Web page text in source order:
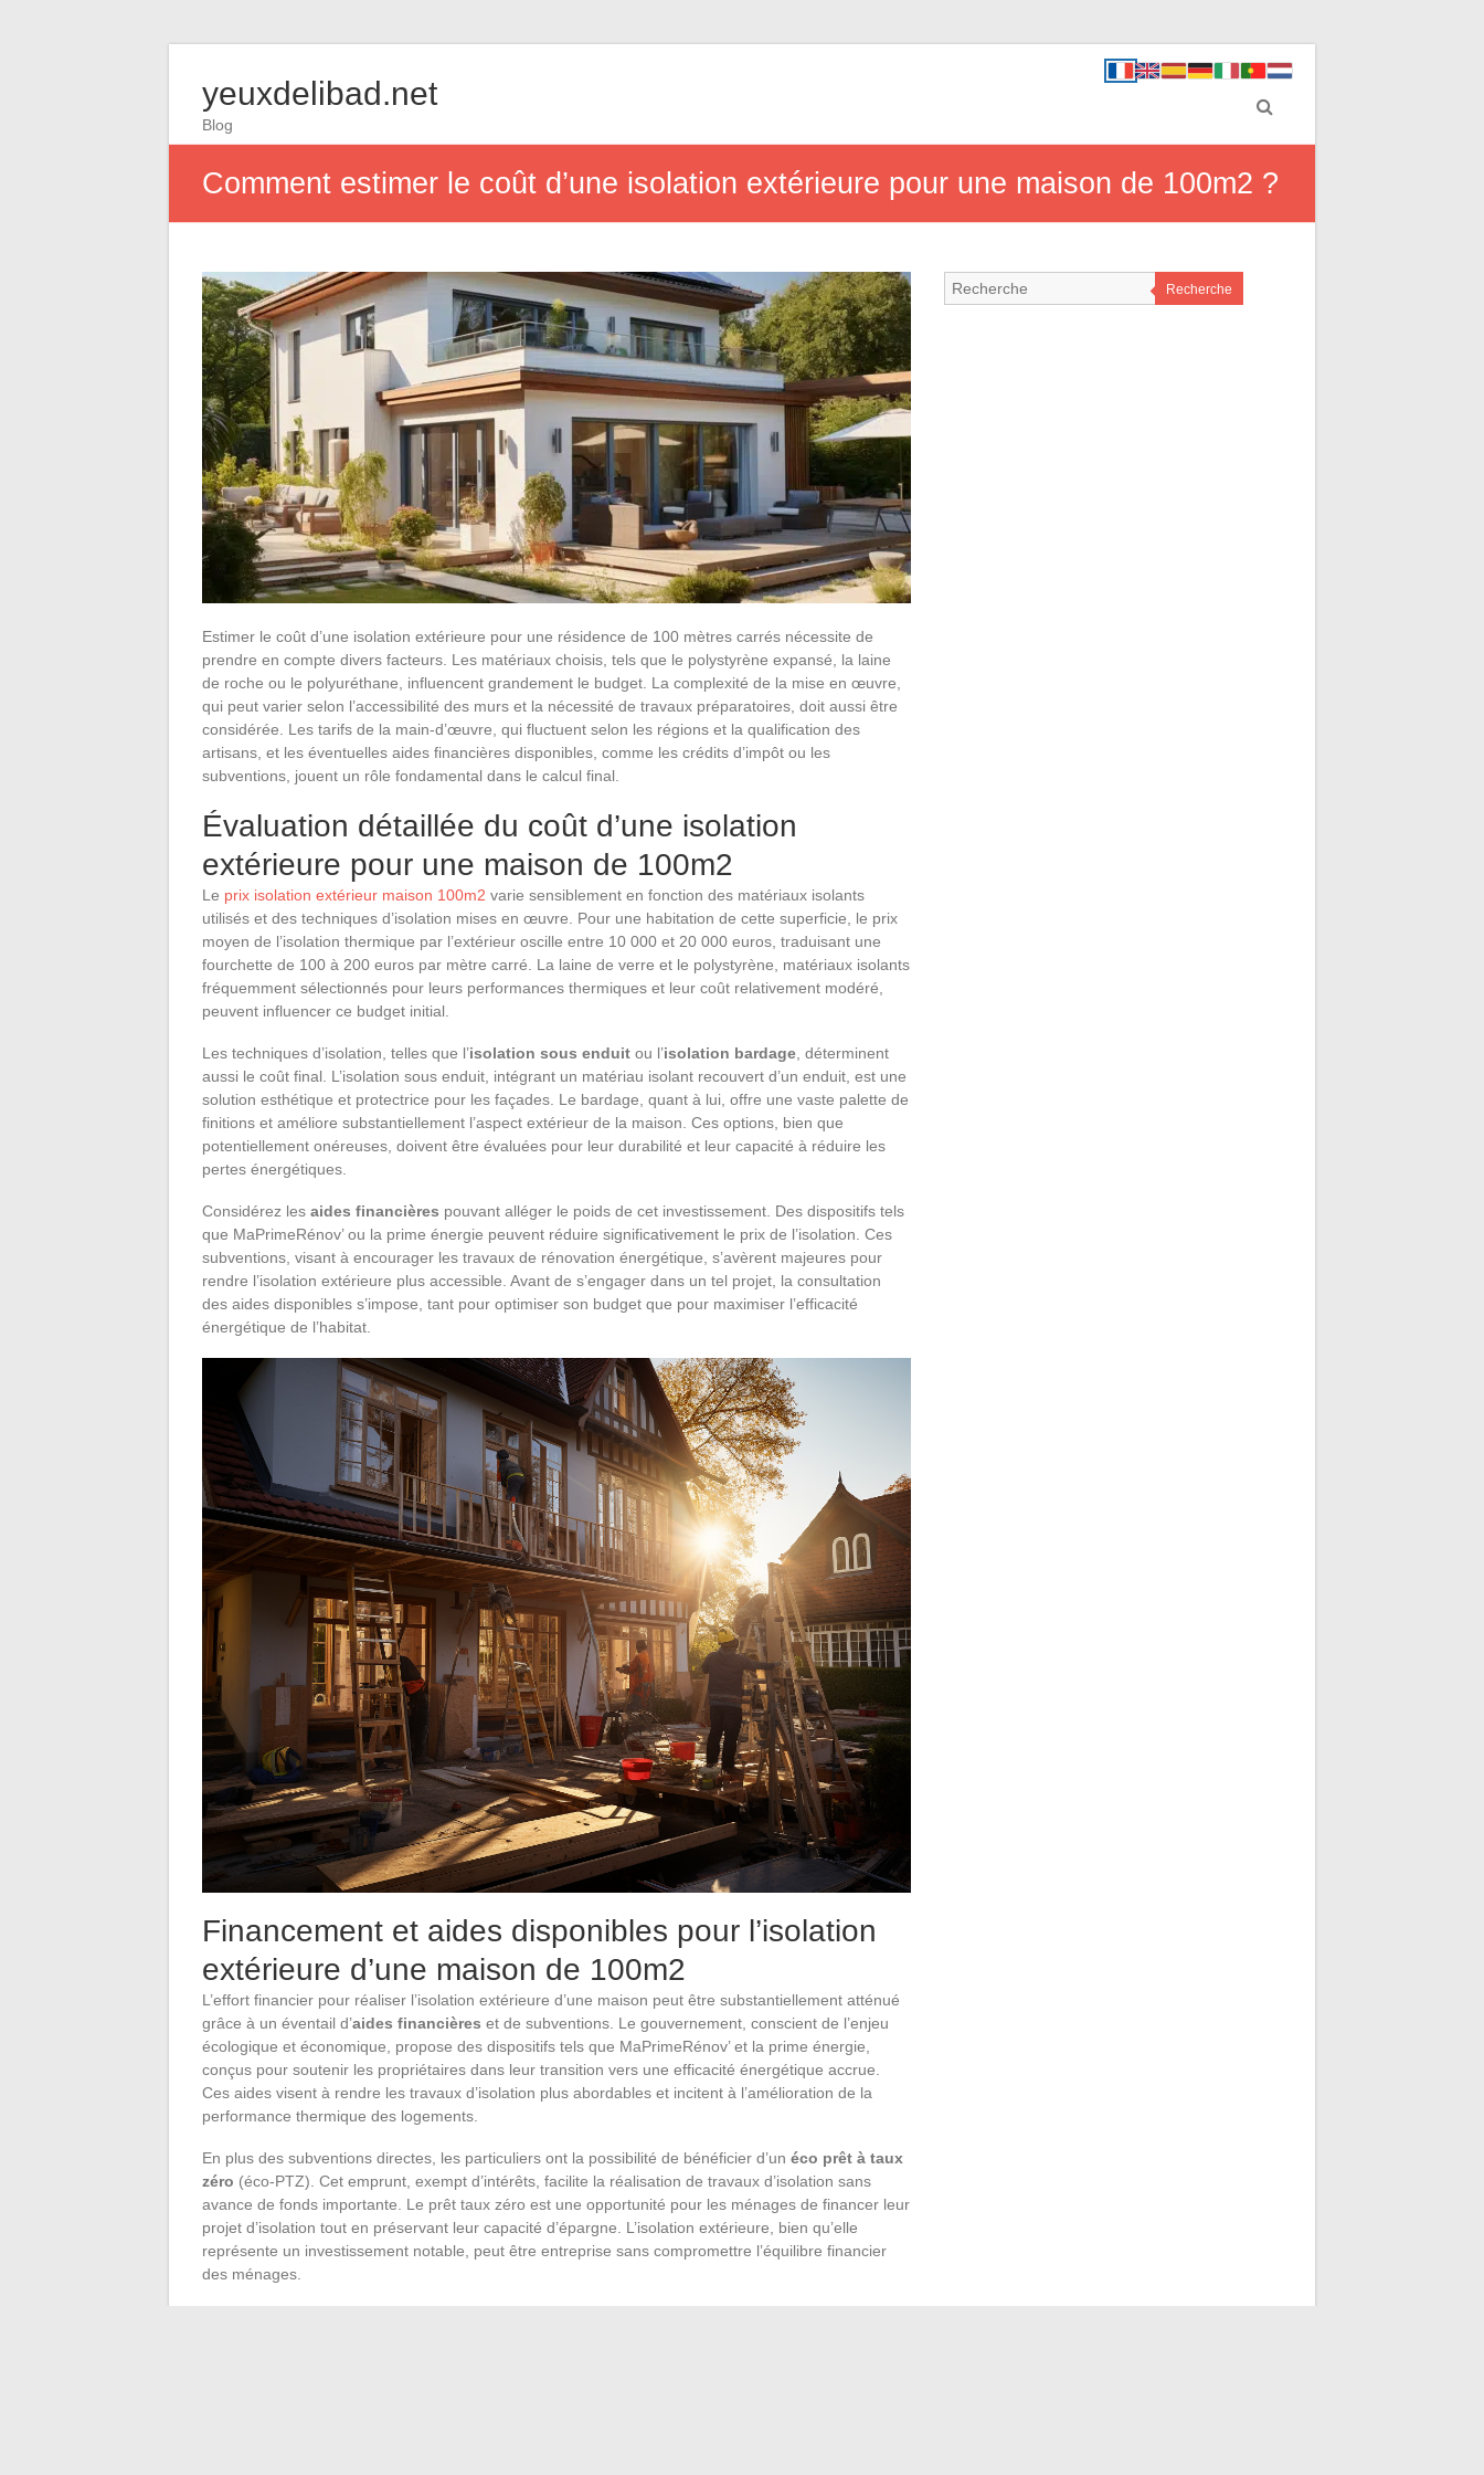
yeuxdelibad.net
Blog
Comment estimer le coût d’une isolation extérieure pour une maison de 100m2 ?
Estimer le coût d’une isolation extérieure pour une résidence de 100 mètres carrés nécessite de
prendre en compte divers facteurs. Les matériaux choisis, tels que le polystyrène expansé, la laine
de roche ou le polyuréthane, influencent grandement le budget. La complexité de la mise en œuvre,
qui peut varier selon l’accessibilité des murs et la nécessité de travaux préparatoires, doit aussi être
considérée. Les tarifs de la main-d’œuvre, qui fluctuent selon les régions et la qualification des
artisans, et les éventuelles aides financières disponibles, comme les crédits d’impôt ou les
subventions, jouent un rôle fondamental dans le calcul final.
Évaluation détaillée du coût d’une isolation
extérieure pour une maison de 100m2
Le prix isolation extérieur maison 100m2 varie sensiblement en fonction des matériaux isolants
utilisés et des techniques d’isolation mises en œuvre. Pour une habitation de cette superficie, le prix
moyen de l’isolation thermique par l’extérieur oscille entre 10 000 et 20 000 euros, traduisant une
fourchette de 100 à 200 euros par mètre carré. La laine de verre et le polystyrène, matériaux isolants
fréquemment sélectionnés pour leurs performances thermiques et leur coût relativement modéré,
peuvent influencer ce budget initial.
Les techniques d’isolation, telles que l’isolation sous enduit ou l’isolation bardage , déterminent
aussi le coût final. L’isolation sous enduit, intégrant un matériau isolant recouvert d’un enduit, est une
solution esthétique et protectrice pour les façades. Le bardage, quant à lui, offre une vaste palette de
finitions et améliore substantiellement l’aspect extérieur de la maison. Ces options, bien que
potentiellement onéreuses, doivent être évaluées pour leur durabilité et leur capacité à réduire les
pertes énergétiques.
Considérez les aides financières pouvant alléger le poids de cet investissement. Des dispositifs tels
que MaPrimeRénov’ ou la prime énergie peuvent réduire significativement le prix de l’isolation. Ces
subventions, visant à encourager les travaux de rénovation énergétique, s’avèrent majeures pour
rendre l’isolation extérieure plus accessible. Avant de s’engager dans un tel projet, la consultation
des aides disponibles s’impose, tant pour optimiser son budget que pour maximiser l’efficacité
énergétique de l’habitat.
Financement et aides disponibles pour l’isolation
extérieure d’une maison de 100m2
L’effort financier pour réaliser l’isolation extérieure d’une maison peut être substantiellement atténué
grâce à un éventail d’aides financières et de subventions. Le gouvernement, conscient de l’enjeu
écologique et économique, propose des dispositifs tels que MaPrimeRénov’ et la prime énergie,
conçus pour soutenir les propriétaires dans leur transition vers une efficacité énergétique accrue.
Ces aides visent à rendre les travaux d’isolation plus abordables et incitent à l’amélioration de la
performance thermique des logements.
En plus des subventions directes, les particuliers ont la possibilité de bénéficier d’un éco prêt à taux
zéro (éco-PTZ). Cet emprunt, exempt d’intérêts, facilite la réalisation de travaux d’isolation sans
avance de fonds importante. Le prêt taux zéro est une opportunité pour les ménages de financer leur
projet d’isolation tout en préservant leur capacité d’épargne. L’isolation extérieure, bien qu’elle
représente un investissement notable, peut être entreprise sans compromettre l’équilibre financier
des ménages.
Recherche